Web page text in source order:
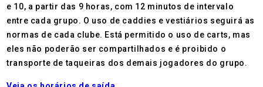
e 10, a partir das 9 horas, com 12 minutos de intervalo
entre cada grupo. O uso de caddies e vestiários seguirá as
normas de cada clube. Está permitido o uso de carts, mas
eles não poderão ser compartilhados e é proibido o
transporte de taqueiras dos demais jogadores do grupo.